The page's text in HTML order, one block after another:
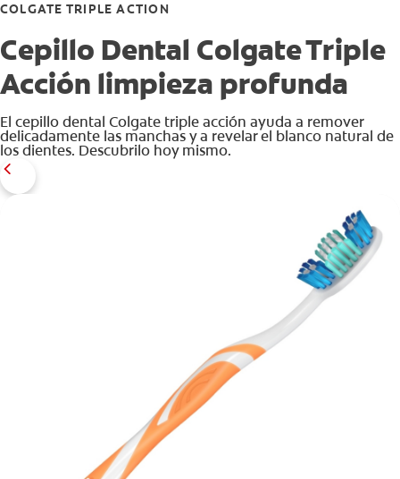
COLGATE TRIPLE ACTION
Cepillo Dental Colgate Triple
Acción limpieza profunda
El cepillo dental Colgate triple acción ayuda a remover
delicadamente las manchas y a revelar el blanco natural de
los dientes. Descubrilo hoy mismo.